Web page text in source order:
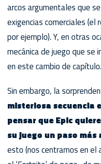
arcos argumentales que
exigencias comerciales (el
por ejemplo). Y, en otras
mecánica de juego que se
en este cambio de capítulo.
Sin embargo, la
misteriosa secuencia
pensar que Epic
su juego un paso más
esto (nos centramos en el